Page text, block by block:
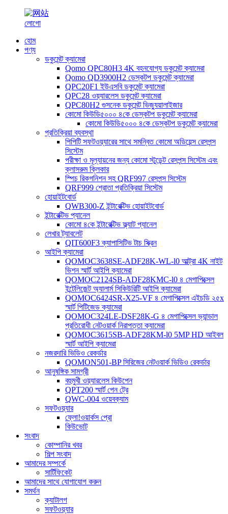
হোম
পণ্য
ডকুমেন্ট ক্যামেরা
Qomo QPC80H3 4K বহনযোগ্য ডকুমেন্ট ক্যামেরা
Qomo QD3900H2 ডেস্কটপ ডকুমেন্ট ক্যামেরা
QPC20F1 ইউএসবি ডকুমেন্ট ক্যামেরা
QPC28 ওয়্যারলেস ডকুমেন্ট ক্যামেরা
QPC80H2 গুসনেক ডকুমেন্ট ভিজ্যুয়ালাইজার
কোমো কিউডি৫০০০ ৪কে ডেস্কটপ ডকুমেন্ট ক্যামেরা
কোমো কিউডি৫০০০ ৪কে ডেস্কটপ ডকুমেন্ট ক্যামেরা
প্রতিক্রিয়া ব্যবস্থা
পিপিটি সফটওয়্যারের সাথে সমন্বিত কোমো অডিয়েন্স রেসপন্স
সিস্টেম
পরীক্ষা ও মূল্যায়নের জন্য কোমো স্টুডেন্ট রেসপন্স সিস্টেম এবং
ক্লাসরুম ক্লিকার
স্পিচ রিকগনিশন সহ QRF997 রেসপন্স সিস্টেম
QRF999 শ্রোতা প্রতিক্রিয়া সিস্টেম
হোয়াইটবোর্ড
QWB300-Z ইন্টারেক্টিভ হোয়াইটবোর্ড
ইন্টারেক্টিভ প্যানেল
কোমো ৪কে ইন্টারেক্টিভ ফ্ল্যাট প্যানেল
লেখার ট্যাবলেট
QIT600F3 ক্যাপাসিটিভ টাচ স্ক্রিন
আইপি ক্যামেরা
QOMOC3638SE-ADF28K-WL-l0 ​​আল্ট্রা 4K নাইট
ভিশন স্মার্ট আইপি ক্যামেরা
QOMOC2124SB-ADF28KMC-l0 ৪ মেগাপিক্সেল
ইন্টেলিজেন্ট অ্যালার্ম সিকিউরিটি আইপি ক্যামেরা
QOMOC6424SR-X25-VF ৪ মেগাপিক্সেল এইচডি ২৫x
স্মার্ট পিটিজেড ক্যামেরা
QOMOC324LE-DSF28K-G ৪ মেগাপিক্সেল ভ্যান্ডাল
প্রতিরোধী নেটওয়ার্ক নিরাপত্তা ক্যামেরা
QOMOC3615SB-ADF28KM-l0 5MP HD আইবল
স্মার্ট আইপি ক্যামেরা
নজরদারি ভিডিও রেকর্ডার
QOMON501-BP সিরিজের নেটওয়ার্ক ভিডিও রেকর্ডার
আনুষঙ্গিক সামগ্রী
বহুমুখী ওয়্যারলেস কিউপেন
QPT200 স্মার্ট পেন ট্রে
QWC-004 ওয়েবক্যাম
সফটওয়্যার
ফ্লো!ওয়ার্কস প্রো
কিউভোট
সংবাদ
কোম্পানির খবর
শিল্প সংবাদ
আমাদের সম্পর্কে
সার্টিফিকেট
আমাদের সাথে যোগাযোগ করুন
সমর্থন
ক্যাটালগ
সফটওয়্যার